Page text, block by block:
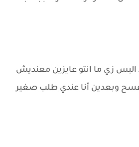
زي ما انتو عايزين معنديش
وبعدين أنا عندي طلب صغير